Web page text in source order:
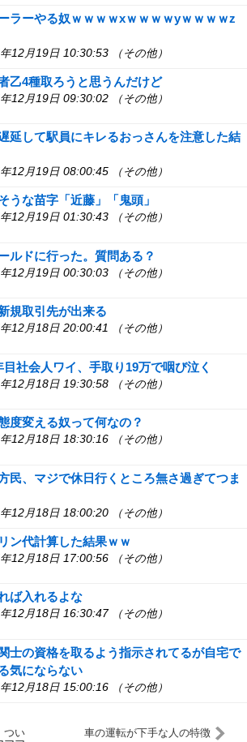
ラーやる奴ｗｗｗｗxｗｗｗｗyｗｗｗｗz
12月19日 10:30:53 （その他）
乙4種取ろうと思うんだけど
12月19日 09:30:02 （その他）
延して駅員にキレるおっさんを注意した結
12月19日 08:00:45 （その他）
うな苗字「近藤」「鬼頭」
12月19日 01:30:43 （その他）
ルドに行った。質問ある？
12月19日 00:30:03 （その他）
規取引先が出来る
12月18日 20:00:41 （その他）
目社会人ワイ、手取り19万で咽び泣く
12月18日 19:30:58 （その他）
度変える奴って何なの？
12月18日 18:30:16 （その他）
民、マジで休日行くところ無さ過ぎてつま
12月18日 18:00:20 （その他）
ン代計算した結果ｗｗ
12月18日 17:00:56 （その他）
ば入れるよな
12月18日 16:30:47 （その他）
士の資格を取るよう指示されてるが自宅で
気にならない
12月18日 15:00:16 （その他）
つい
車の運転が下手な人の特徴